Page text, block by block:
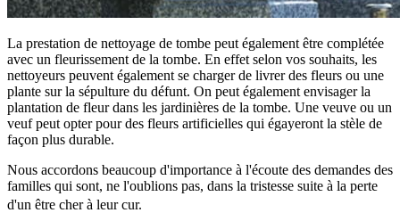
La prestation de nettoyage de tombe peut également être complétée
avec un fleurissement de la tombe. En effet selon vos souhaits, les
nettoyeurs peuvent également se charger de livrer des fleurs ou une
plante sur la sépulture du défunt. On peut également envisager la
plantation de fleur dans les jardinières de la tombe. Une veuve ou un
veuf peut opter pour des fleurs artificielles qui égayeront la stèle de
façon plus durable.
Nous accordons beaucoup d'importance à l'écoute des demandes des
familles qui sont, ne l'oublions pas, dans la tristesse suite à la perte
d'un être cher à leur cur.